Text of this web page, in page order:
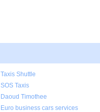
Taxis Shuttle
SOS Taxis
Daoud Timothee
Euro business cars services